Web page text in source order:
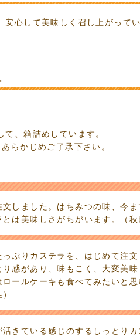
心して美味しく召し上がって
、箱詰めしています。
らかじめご了承下さい。
文しました。はちみつの味、今ま
は美味しさがちがいます。（秋
っぷりカステラを、はじめて注文
り感があり、味もこく、大変美味
ロールケーキも食べてみたいと思
活きている感じのするしっとりカ